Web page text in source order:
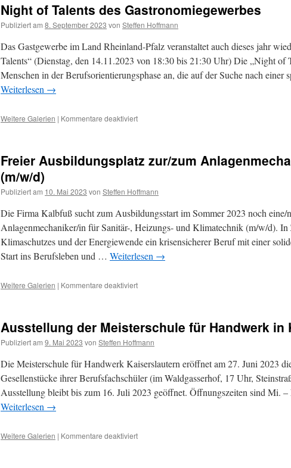
Night of Talents des Gastronomiegewerbes
Publiziert am 8. September 2023 von Steffen Hoffmann
Das Gastgewerbe im Land Rheinland-Pfalz veranstaltet auch dieses jahr
Talents“ (Dienstag, den 14.11.2023 von 18:30 bis 21:30 Uhr) Die „Night of
Menschen in der Berufsorientierungsphase an, die auf der Suche nach einer
Weiterlesen →
Weitere Galerien | Kommentare deaktiviert
Freier Ausbildungsplatz zur/zum
(m/w/d)
Publiziert am 10. Mai 2023 von Steffen Hoffmann
Die Firma Kalbfuß sucht zum Ausbildungsstart im Sommer 2023 noch
Anlagenmechaniker/in für Sanitär-, Heizungs- und Klimatechnik (m/w/d). In
Klimaschutzes und der Energiewende ein krisensicherer Beruf mit einer
Start ins Berufsleben und … Weiterlesen →
Weitere Galerien | Kommentare deaktiviert
Ausstellung der Meisterschule für Handwerk in
Publiziert am 9. Mai 2023 von Steffen Hoffmann
Die Meisterschule für Handwerk Kaiserslautern eröffnet am 27. Juni 2023
Gesellenstücke ihrer Berufsfachschüler (im Waldgasserhof, 17 Uhr,
Ausstellung bleibt bis zum 16. Juli 2023 geöffnet. Öffnungszeiten sind Mi.
Weiterlesen →
Weitere Galerien | Kommentare deaktiviert